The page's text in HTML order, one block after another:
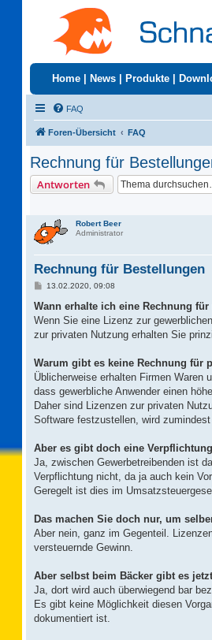
Home News Produkte
FAQ
Foren-Übersicht FAQ
Rechnung für
Antworten
Robert Beer
Administrator
Rechnung für Bestellungen
B
i
r
a
13.02.2020, 09:08
Wann erhalte ich eine Rechnung
Wenn Sie eine Lizenz zur
zur privaten Nutzung erhalten Sie
Warum gibt es keine Rechnung für
Üblicherweise erhalten Firmen
dass gewerbliche Anwender einen
Daher sind Lizenzen zur privaten
Software festzustellen, wird
Aber es gibt doch eine
Ja, zwischen Gewerbetreibenden ist
Verpflichtung nicht, da ja auch kein
Geregelt ist dies im
Das machen Sie doch nur, um
Aber nein, ganz im Gegenteil.
versteuernde Gewinn.
Aber selbst beim Bäcker gibt es
Ja, dort wird auch überwiegend bar
Es gibt keine Möglichkeit diesen
dokumentiert ist.